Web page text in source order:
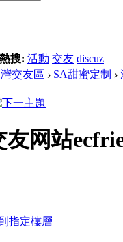
熱搜: 活動 交友 discuz
交友區 › SA甜蜜定制 ›
网站